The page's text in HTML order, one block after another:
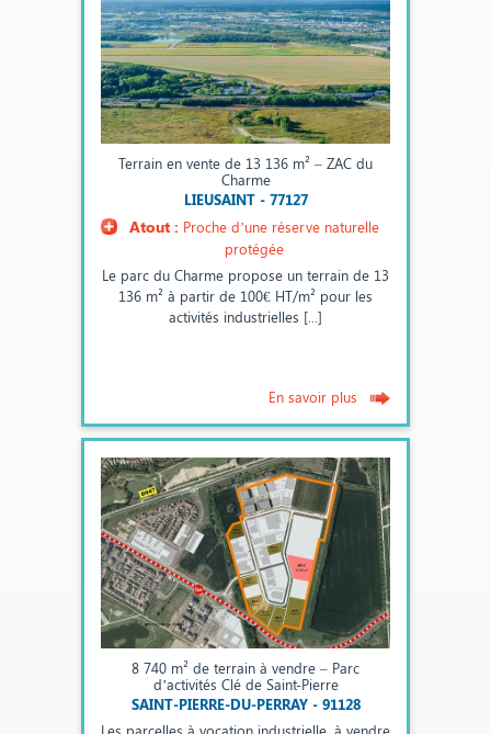
Terrain en vente de 13 136 m² – ZAC du
Charme
LIEUSAINT - 77127
Atout : Proche d’une réserve naturelle
protégée
Le parc du Charme propose un terrain de 13
136 m² à partir de 100€ HT/m² pour les
activités industrielles [...]
En savoir plus
8 740 m² de terrain à vendre – Parc
d’activités Clé de Saint-Pierre
SAINT-PIERRE-DU-PERRAY - 91128